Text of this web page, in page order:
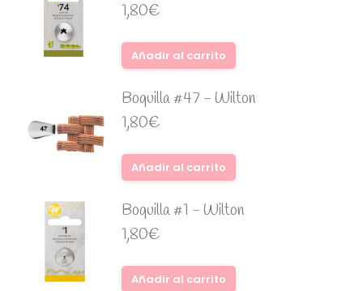
1,80€
Añadir al carrito
Boquilla #47 - Wilton
1,80€
Añadir al carrito
Boquilla #1 - Wilton
1,80€
Añadir al carrito